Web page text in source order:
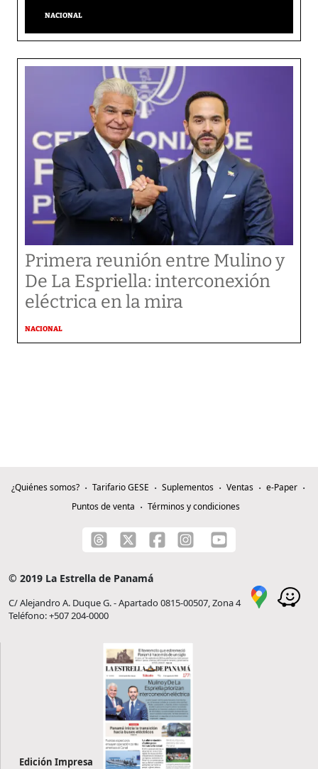
NACIONAL
Primera reunión entre Mulino y
De La Espriella: interconexión
eléctrica en la mira
NACIONAL
¿Quiénes somos? Tarifario GESE Suplementos Ventas
e-Paper
Puntos de venta
Términos y condiciones
© 2019 La Estrella de Panamá
C/ Alejandro A. Duque G. - Apartado 0815-00507, Zona 4
Teléfono: +507 204-0000
Edición Impresa